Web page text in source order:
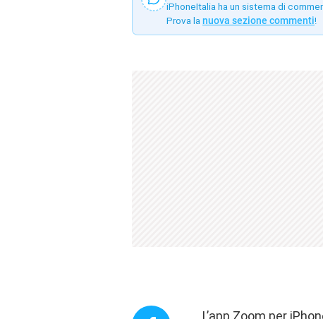
iPhoneItalia ha un sistema di
Prova la nuova sezione commenti!
L’app Zoom per